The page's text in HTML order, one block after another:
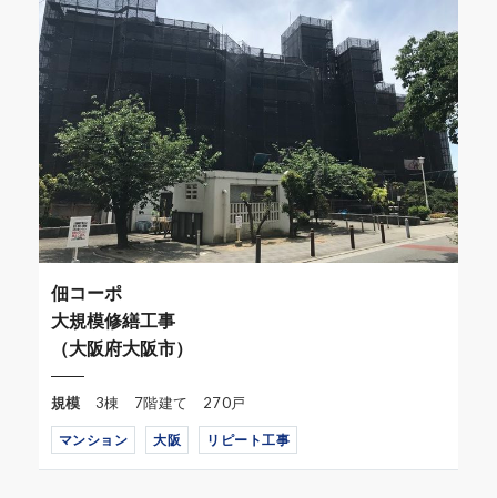
佃コーポ
大規模修繕工事
（大阪府大阪市）
規模 3棟 7階建て 270戸
マンション 大阪 リピート工事